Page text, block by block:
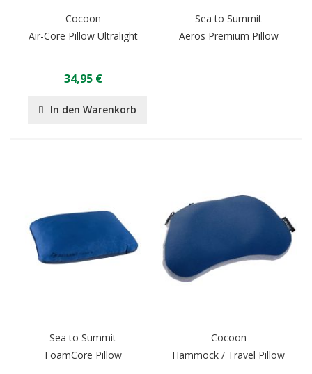
Cocoon
Air-Core Pillow Ultralight
34,95 €
In den Warenkorb
Sea to Summit
Aeros Premium Pillow
Sea to Summit
FoamCore Pillow
Cocoon
Hammock / Travel Pillow